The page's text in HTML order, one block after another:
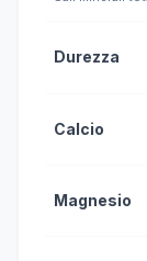
Durezza
Calcio
Magnesio